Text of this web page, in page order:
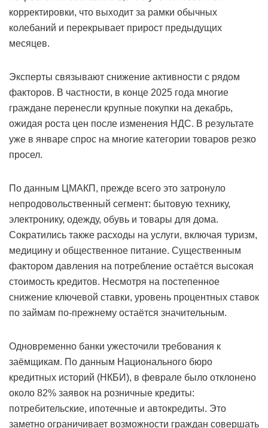
корректировки, что выходит за рамки обычных
колебаний и перекрывает прирост предыдущих
месяцев.
Эксперты связывают снижение активности с рядом
факторов. В частности, в конце 2025 года многие
граждане перенесли крупные покупки на декабрь,
ожидая роста цен после изменения НДС. В результате
уже в январе спрос на многие категории товаров резко
просел.
По данным ЦМАКП, прежде всего это затронуло
непродовольственный сегмент: бытовую технику,
электронику, одежду, обувь и товары для дома.
Сократились также расходы на услуги, включая туризм,
медицину и общественное питание. Существенным
фактором давления на потребление остаётся высокая
стоимость кредитов. Несмотря на постепенное
снижение ключевой ставки, уровень процентных ставок
по займам по-прежнему остаётся значительным.
Одновременно банки ужесточили требования к
заёмщикам. По данным Национального бюро
кредитных историй (НКБИ), в феврале было отклонено
около 82% заявок на розничные кредиты:
потребительские, ипотечные и автокредиты. Это
заметно ограничивает возможности граждан совершать